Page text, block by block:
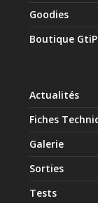
Goodies
Boutique
Actualités
Fiches
Galerie
Sorties
Tests